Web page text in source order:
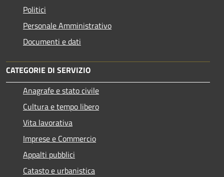
Politici
Personale Amministrativo
Documenti e dati
CATEGORIE DI SERVIZIO
Anagrafe e stato civile
Cultura e tempo libero
Vita lavorativa
Imprese e Commercio
Appalti pubblici
Catasto e urbanistica